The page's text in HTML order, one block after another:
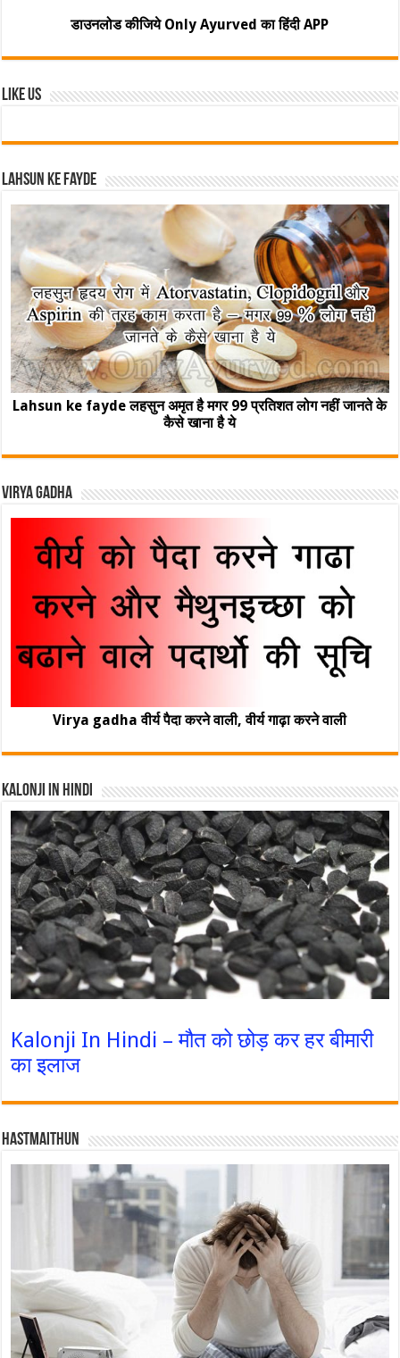
डाउनलोड कीजिये Only Ayurved का हिंदी APP
Like Us
Lahsun ke fayde
Lahsun ke fayde लहसुन अमृत है मगर 99 प्रतिशत लोग नहीं जानते के
कैसे खाना है ये
Virya Gadha
Virya gadha वीर्य पैदा करने वाली, वीर्य गाढ़ा करने वाली
Kalonji In Hindi
Kalonji In Hindi – मौत को छोड़ कर हर बीमारी
का इलाज
Hastmaithun